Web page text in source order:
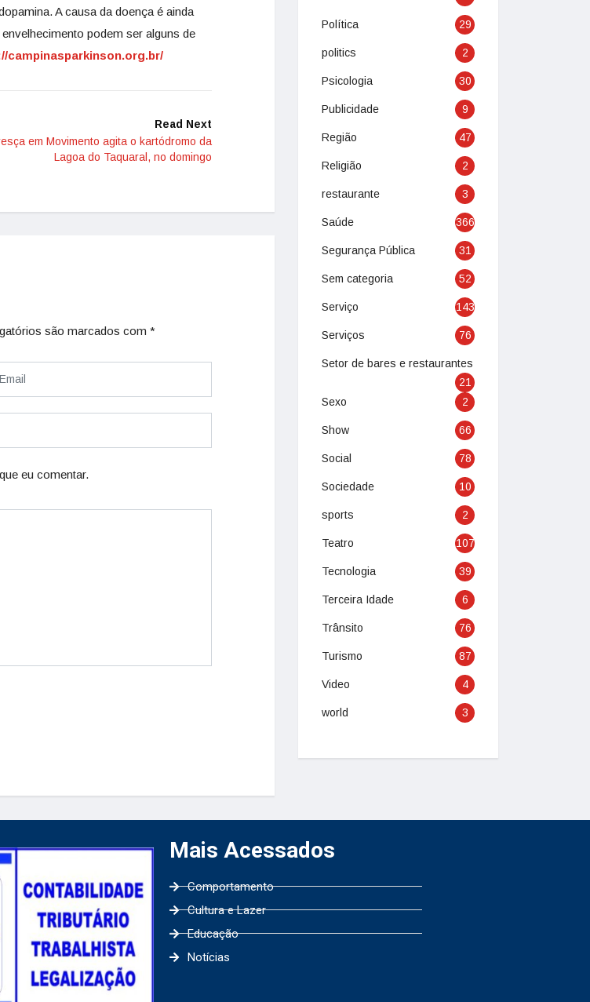
A causa da doença é ainda
podem ser alguns de
campinasparkinson.org.br/
Read Next
em Movimento agita o kartódromo da
Lagoa do Taquaral, no domingo
são marcados com *
eu comentar.
Política 29
politics 2
Psicologia 30
Publicidade 9
Região 47
Religião 2
restaurante 3
Saúde 366
Segurança Pública 31
Sem categoria 52
Serviço 143
Serviços 76
Setor de bares e restaurantes
21
Sexo
2
Show 66
Social 78
Sociedade 10
sports 2
Teatro 107
Tecnologia 39
Terceira Idade 6
Trânsito 76
Turismo 87
Video 4
world 3
Mais Acessados
Comportamento
Cultura e Lazer
Educação
Notícias